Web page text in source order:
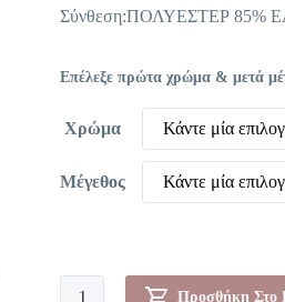
Σύνθεση:ΠΟΛΥΕΣΤΕΡ 85%
Επέλεξε πρώτα χρώμα & μετά
Χρώμα Κάντε μία
Μέγεθος Κάντε μία
Σουτιεν-0Y10119Προσθήκη Στο